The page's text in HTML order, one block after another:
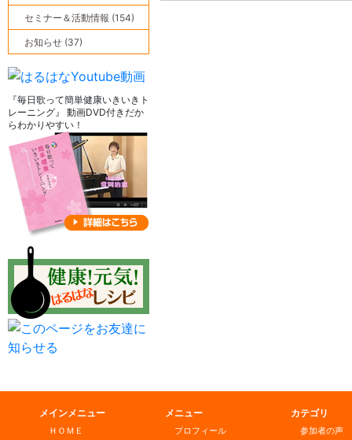
セミナー＆活動情報 (154)
お知らせ (37)
『毎日歌って簡単健康いきいきト
レーニング』 動画DVD付きだか
らわかりやすい！
メインメニュー
ＨＯＭＥ
メニュー
プロフィール
カテゴリ
参加者の声